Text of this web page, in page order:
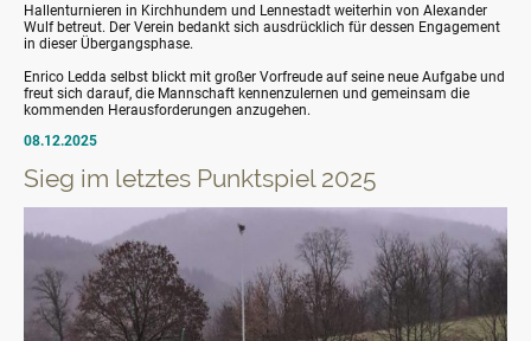
08.12.2025
Sieg im letztes Punktspiel 2025
Hallenturnieren in Kirchhundem und Lennestadt weiterhin von Alexander
Wulf betreut. Der Verein bedankt sich ausdrücklich für dessen Engagement
in dieser Übergangsphase.
Enrico Ledda selbst blickt mit großer Vorfreude auf seine neue Aufgabe und
freut sich darauf, die Mannschaft kennenzulernen und gemeinsam die
kommenden Herausforderungen anzugehen.